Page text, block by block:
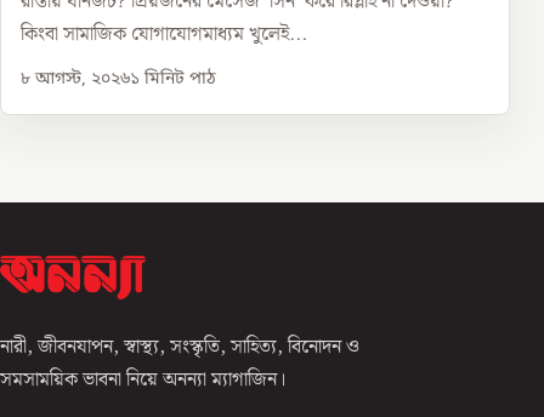
কিংবা সামাজিক যোগাযোগমাধ্যম খুলেই...
৮ আগস্ট, ২০২৬১ মিনিট পাঠ
নারী, জীবনযাপন, স্বাস্থ্য, সংস্কৃতি, সাহিত্য, বিনোদন ও
সমসাময়িক ভাবনা নিয়ে অনন্যা ম্যাগাজিন।